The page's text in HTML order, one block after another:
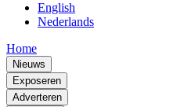
English
Nederlands
Home
Nieuws
Exposeren
Adverteren